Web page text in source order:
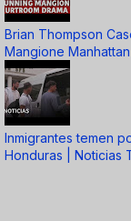
Brian Thompson
Mangione
Inmigrantes temen
Honduras | Noticias